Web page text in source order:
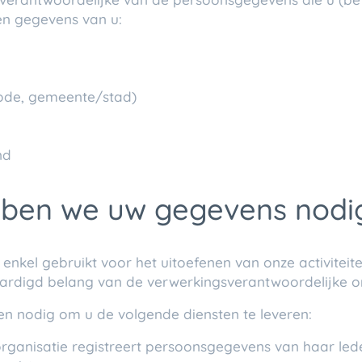
gegevens van u:
gemeente/stad)
we uw gegevens
gebruikt voor het uitoefenen van onze
belang van de verwerkingsverantwoordelijke
nodig om u de volgende diensten te leveren:
registreert persoonsgegevens van haar